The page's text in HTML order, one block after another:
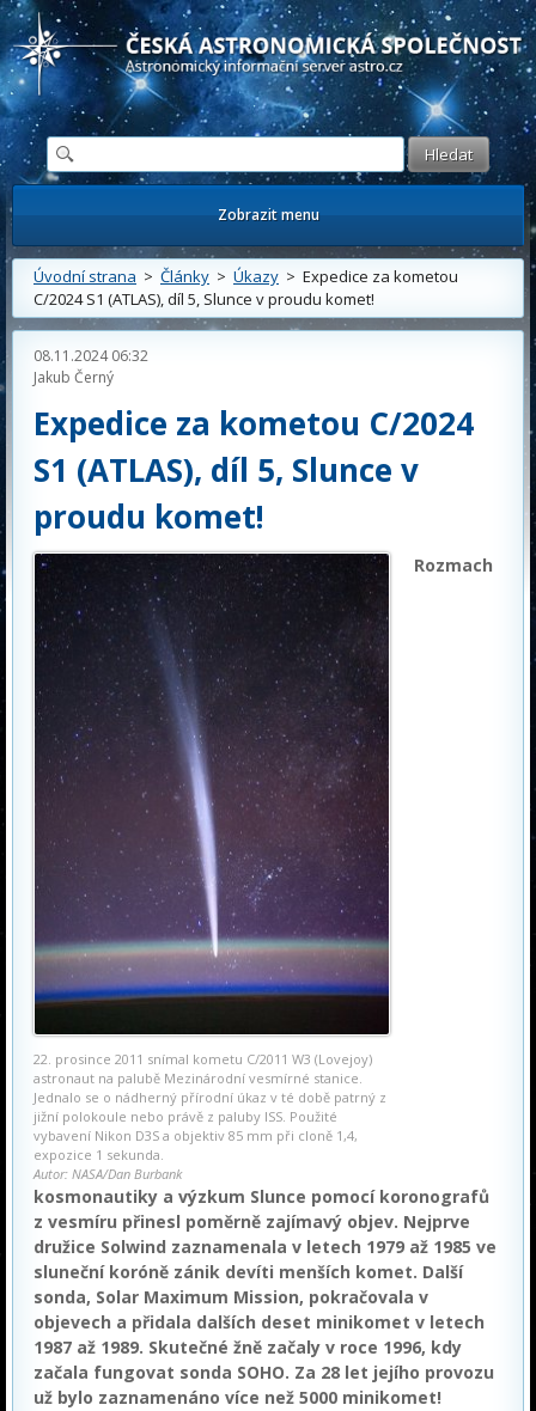
Česká astronomická společnost - Informační astronomický server
Zobrazit menu
Úvodní strana > Články > Úkazy > Expedice za kometou
C/2024 S1 (ATLAS), díl 5, Slunce v proudu komet!
08.11.2024 06:32
Jakub Černý
Expedice za kometou C/2024
S1 (ATLAS), díl 5, Slunce v
proudu komet!
22. prosince 2011 snímal kometu C/2011 W3 (Lovejoy)
astronaut na palubě Mezinárodní vesmírné stanice.
Jednalo se o nádherný přírodní úkaz v té době patrný z
jižní polokoule nebo právě z paluby ISS. Použité
vybavení Nikon D3S a objektiv 85 mm při cloně 1,4,
expozice 1 sekunda.
Autor: NASA/Dan Burbank
Rozmach
kosmonautiky a výzkum Slunce pomocí koronografů
z vesmíru přinesl poměrně zajímavý objev. Nejprve
družice Solwind zaznamenala v letech 1979 až 1985 ve
sluneční koróně zánik devíti menších komet. Další
sonda, Solar Maximum Mission, pokračovala v
objevech a přidala dalších deset minikomet v letech
1987 až 1989. Skutečné žně začaly v roce 1996, kdy
začala fungovat sonda SOHO. Za 28 let jejího provozu
už bylo zaznamenáno více než 5000 minikomet!